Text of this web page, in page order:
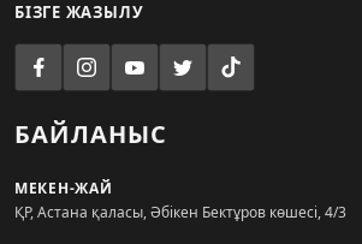
БІЗГЕ ЖАЗЫЛУ
БАЙЛАНЫС
МЕКЕН-ЖАЙ
ҚР, Астана қаласы, Әбікен Бектұров көшесі, 4/3